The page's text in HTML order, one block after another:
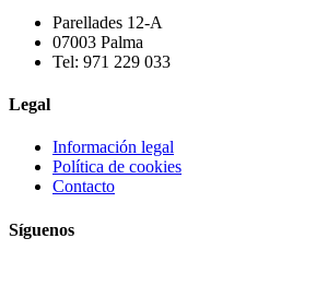
Parellades 12-A
07003 Palma
Tel: 971 229 033
Legal
Información legal
Política de cookies
Contacto
Síguenos